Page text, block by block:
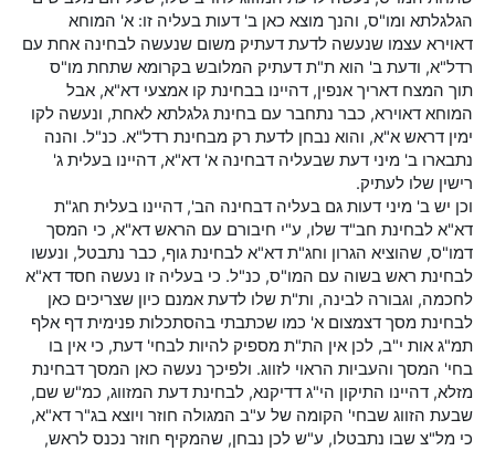
הגלגלתא ומו"ס, והנך מוצא כאן ב' דעות בעליה זו: א' המוחא
דאוירא עצמו שנעשה לדעת דעתיק משום שנעשה לבחינה אחת עם
רדל"א, ודעת ב' הוא ת"ת דעתיק המלובש בקרומא שתחת מו"ס
תוך המצח דאריך אנפין, דהיינו בבחינת קו אמצעי דא"א, אבל
המוחא דאוירא, כבר נתחבר עם בחינת גלגלתא לאחת, ונעשה לקו
ימין דראש א"א, והוא נבחן לדעת רק מבחינת רדל"א. כנ"ל. והנה
נתבארו ב' מיני דעת שבעליה דבחינה א' דא"א, דהיינו בעלית ג'
רישין שלו לעתיק.
וכן יש ב' מיני דעות גם בעליה דבחינה הב', דהיינו בעלית חג"ת
דא"א לבחינת חב"ד שלו, ע"י חיבורם עם הראש דא"א, כי המסך
דמו"ס, שהוציא הגרון וחג"ת דא"א לבחינת גוף, כבר נתבטל, ונעשו
לבחינת ראש בשוה עם המו"ס, כנ"ל. כי בעליה זו נעשה חסד דא"א
לחכמה, וגבורה לבינה, ות"ת שלו לדעת אמנם כיון שצריכים כאן
לבחינת מסך דצמצום א' כמו שכתבתי בהסתכלות פנימית דף אלף
תמ"ג אות י"ב, לכן אין הת"ת מספיק להיות לבחי' דעת, כי אין בו
בחי' המסך והעביות הראוי לזווג. ולפיכך נעשה כאן המסך דבחינת
מזלא, דהיינו התיקון הי"ג דדיקנא, לבחינת דעת המזווג, כמ"ש שם,
שבעת הזווג שבחי' הקומה של ע"ב המגולה חוזר ויוצא בג"ר דא"א,
כי מל"צ שבו נתבטלו, ע"ש לכן נבחן, שהמקיף חוזר נכנס לראש,